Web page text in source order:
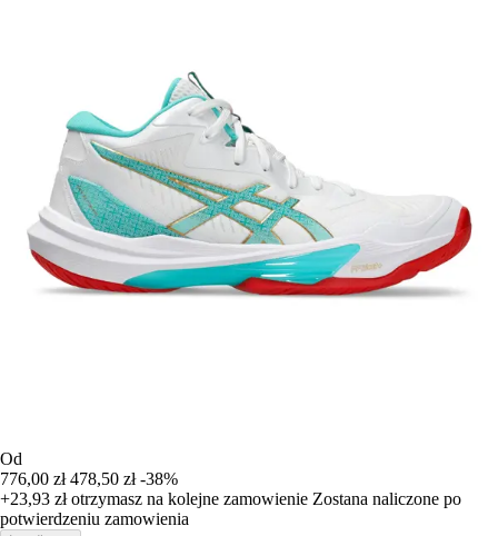
Od
776,00 zł 478,50 zł -38%
+23,93 złotrzymasz na kolejne zamowienie Zostana naliczone po
potwierdzeniu zamowienia